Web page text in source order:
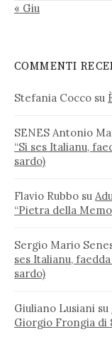
« Giu
COMMENTI
Stefania Cocco su
SENES Antonio
“Si ses Italianu,
sardo)
Flavio Rubbo su
“Pietra della
Sergio Mario
ses Italianu,
sardo)
Giuliano Lusiani su
Giorgio Frongia di